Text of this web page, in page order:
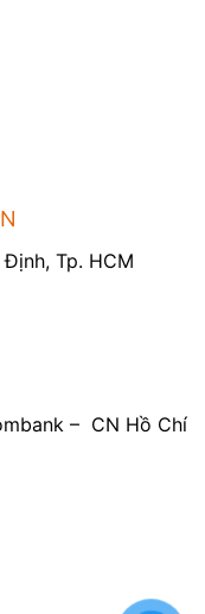
Tp. HCM
– CN Hồ Chí